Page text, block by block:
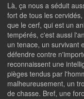
Là, ça nous a séduit
fort de tous les
que le cerf, qui est un
tempérés, c'est aussi
un tenace, un survivant
défendre contre
reconnaissent une
pièges tendus par
malheureusement, un
de chasse. Bref, une